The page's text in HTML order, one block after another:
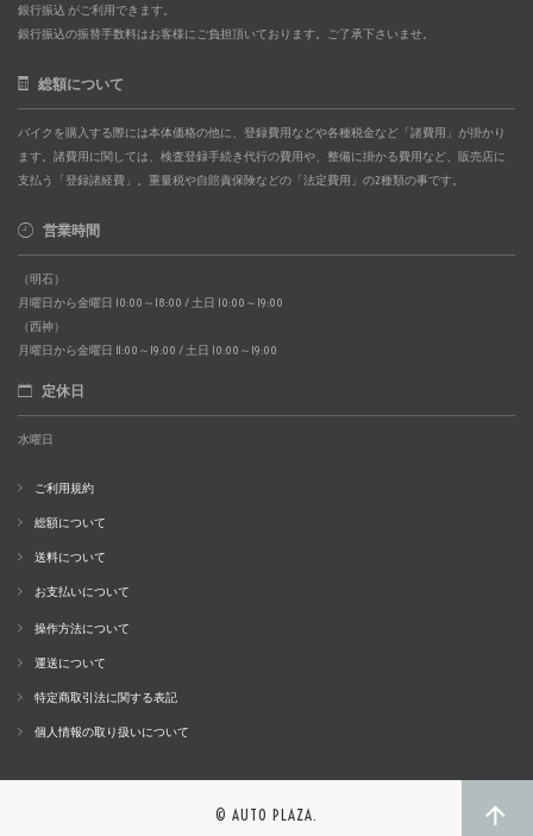
銀行振込 がご利用できます。
銀行振込の振替手数料はお客様にご負担頂いております。ご了承下さいませ。
総額について
バイクを購入する際には本体価格の他に、登録費用などや各種税金など「諸費用」が掛かり
ます。諸費用に関しては、検査登録手続き代行の費用や、整備に掛かる費用など、販売店に
支払う「登録諸経費」。重量税や自賠責保険などの「法定費用」の2種類の事です。
営業時間
（明石）
月曜日から金曜日 10:00～18:00 / 土日 10:00～19:00
（西神）
月曜日から金曜日 11:00～19:00 / 土日 10:00～19:00
定休日
水曜日
ご利用規約
総額について
送料について
お支払いについて
操作方法について
運送について
特定商取引法に関する表記
個人情報の取り扱いについて
© AUTO PLAZA.